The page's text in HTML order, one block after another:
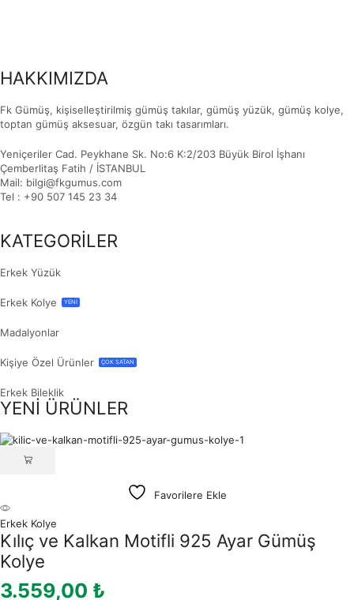
HAKKIMIZDA
Fk Gümüş, kişiselleştirilmiş gümüş takılar, gümüş yüzük, gümüş kolye,
toptan gümüş aksesuar, özgün takı tasarımları.
Yeniçeriler Cad. Peykhane Sk. No:6 K:2/203 Büyük Birol İşhanı
Çemberlitaş Fatih / İSTANBUL
Mail: bilgi@fkgumus.com
Tel : +90 507 145 23 34
KATEGORİLER
Erkek Yüzük
Erkek Kolye YENİ
Madalyonlar
Kişiye Özel Ürünler ÇOK SATAN
Erkek Bileklik
YENİ ÜRÜNLER
Favorilere Ekle
Erkek Kolye
Kılıç ve Kalkan Motifli 925 Ayar Gümüş
Kolye
3.559,00 ₺